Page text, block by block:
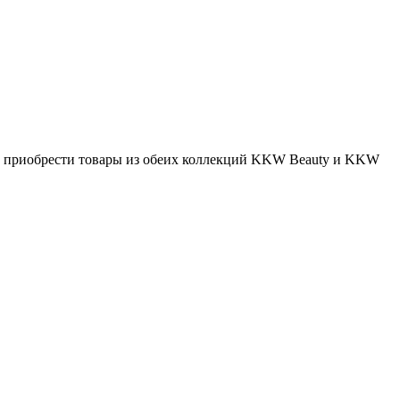
товары из обеих коллекций KKW Beauty и KKW